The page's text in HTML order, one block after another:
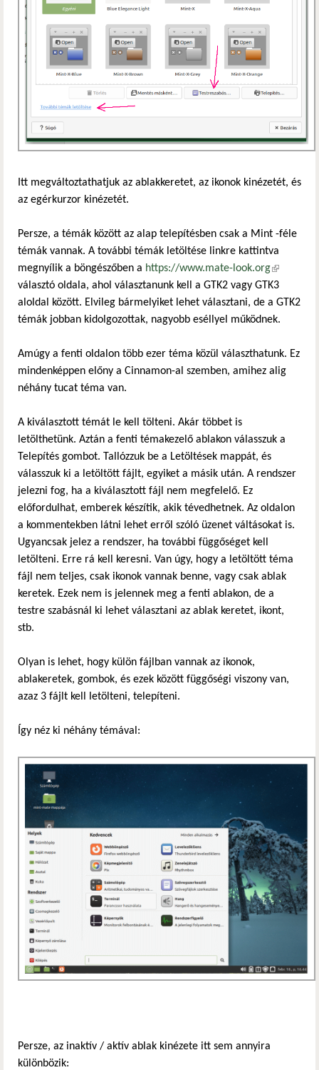
Itt megváltoztathatjuk az ablakkeretet, az ikonok kinézetét, és
az egérkurzor kinézetét.
Persze, a témák között az alap telepítésben csak a Mint -féle
témák vannak. A további témák letöltése linkre kattintva
megnyílik a böngészőben a https://www.mate-look.org(külső
választó oldala, ahol választanunk kell a GTK2 vagy GTK3
aloldal között. Elvileg bármelyiket lehet választani, de a GTK2
témák jobban kidolgozottak, nagyobb eséllyel működnek.
Amúgy a fenti oldalon több ezer téma közül választhatunk. Ez
mindenképpen előny a Cinnamon-al szemben, amihez alig
néhány tucat téma van.
A kiválasztott témát le kell tölteni. Akár többet is
letölthetünk. Aztán a fenti témakezelő ablakon válasszuk a
Telepítés gombot. Tallózzuk be a Letöltések mappát, és
válasszuk ki a letöltött fájlt, egyiket a másik után. A rendszer
jelezni fog, ha a kiválasztott fájl nem megfelelő. Ez
előfordulhat, emberek készítik, akik tévedhetnek. Az oldalon
a kommentekben látni lehet erről szóló üzenet váltásokat is.
Ugyancsak jelez a rendszer, ha további függőséget kell
letölteni. Erre rá kell keresni. Van úgy, hogy a letöltött téma
fájl nem teljes, csak ikonok vannak benne, vagy csak ablak
keretek. Ezek nem is jelennek meg a fenti ablakon, de a
testre szabásnál ki lehet választani az ablak keretet, ikont,
stb.
Olyan is lehet, hogy külön fájlban vannak az ikonok,
ablakeretek, gombok, és ezek között függőségi viszony van,
azaz 3 fájlt kell letölteni, telepíteni.
Így néz ki néhány témával:
Persze, az inaktív / aktív ablak kinézete itt sem annyira
különbözik: